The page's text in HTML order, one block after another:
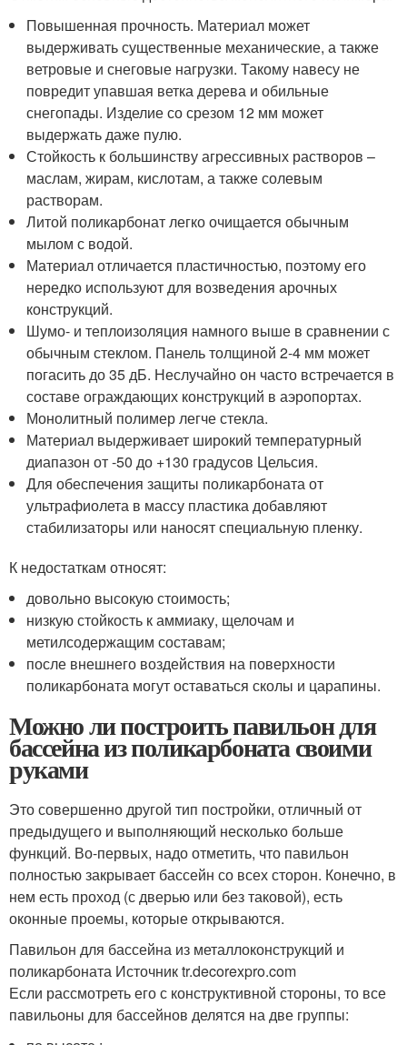
Повышенная прочность. Материал может
выдерживать существенные механические, а также
ветровые и снеговые нагрузки. Такому навесу не
повредит упавшая ветка дерева и обильные
снегопады. Изделие со срезом 12 мм может
выдержать даже пулю.
Стойкость к большинству агрессивных растворов –
маслам, жирам, кислотам, а также солевым
растворам.
Литой поликарбонат легко очищается обычным
мылом с водой.
Материал отличается пластичностью, поэтому его
нередко используют для возведения арочных
конструкций.
Шумо- и теплоизоляция намного выше в сравнении с
обычным стеклом. Панель толщиной 2-4 мм может
погасить до 35 дБ. Неслучайно он часто встречается в
составе ограждающих конструкций в аэропортах.
Монолитный полимер легче стекла.
Материал выдерживает широкий температурный
диапазон от -50 до +130 градусов Цельсия.
Для обеспечения защиты поликарбоната от
ультрафиолета в массу пластика добавляют
стабилизаторы или наносят специальную пленку.
К недостаткам относят:
довольно высокую стоимость;
низкую стойкость к аммиаку, щелочам и
метилсодержащим составам;
после внешнего воздействия на поверхности
поликарбоната могут оставаться сколы и царапины.
Можно ли построить павильон для
бассейна из поликарбоната своими
руками
Это совершенно другой тип постройки, отличный от
предыдущего и выполняющий несколько больше
функций. Во-первых, надо отметить, что павильон
полностью закрывает бассейн со всех сторон. Конечно, в
нем есть проход (с дверью или без таковой), есть
оконные проемы, которые открываются.
Павильон для бассейна из металлоконструкций и
поликарбоната Источник tr.decorexpro.com
Если рассмотреть его с конструктивной стороны, то все
павильоны для бассейнов делятся на две группы: